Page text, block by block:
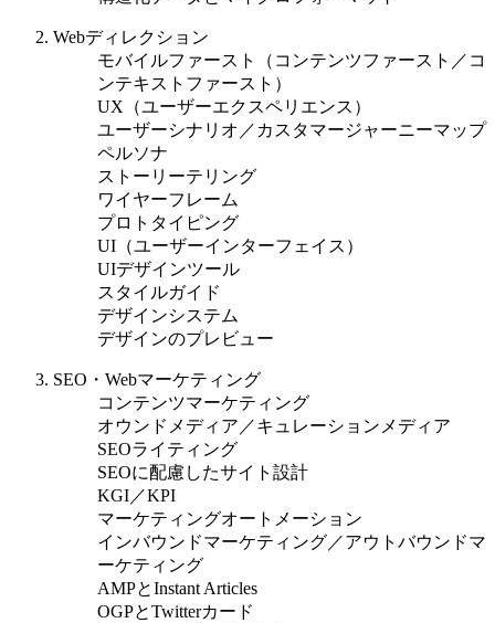
Webディレクション
モバイルファースト（コンテンツファースト／コ
ンテキストファースト）
UX（ユーザーエクスペリエンス）
ユーザーシナリオ／カスタマージャーニーマップ
ペルソナ
ストーリーテリング
ワイヤーフレーム
プロトタイピング
UI（ユーザーインターフェイス）
UIデザインツール
スタイルガイド
デザインシステム
デザインのプレビュー
SEO・Webマーケティング
コンテンツマーケティング
オウンドメディア／キュレーションメディア
SEOライティング
SEOに配慮したサイト設計
KGI／KPI
マーケティングオートメーション
インバウンドマーケティング／アウトバウンドマ
ーケティング
AMPとInstant Articles
OGPとTwitterカード